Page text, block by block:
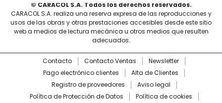
© CARACOL S.A. Todos los derechos reservados.
CARACOL S.A. realiza una reserva expresa de las reproducciones y
usos de las obras y otras prestaciones accesibles desde este sitio
web a medios de lectura mecánica u otros medios que resulten
adecuados.
Contacto Contacto Ventas
Newsletter
Pago electrónico clientes
Alta de Clientes
Registro de proveedores
Aviso legal
Política de Protección de Datos
Política de cookies